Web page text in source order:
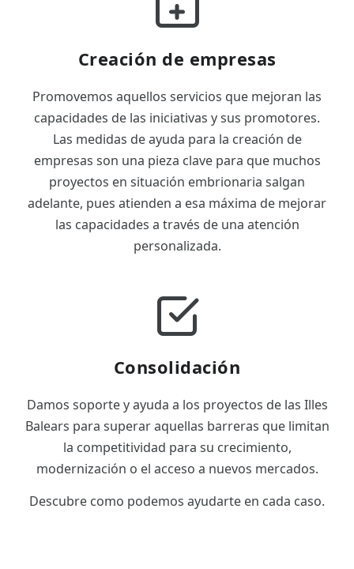
Creación de empresas
Promovemos aquellos servicios que mejoran las
capacidades de las iniciativas y sus promotores.
Las medidas de ayuda para la creación de
empresas son una pieza clave para que muchos
proyectos en situación embrionaria salgan
adelante, pues atienden a esa máxima de mejorar
las capacidades a través de una atención
personalizada.
Consolidación
Damos soporte y ayuda a los proyectos de las Illes
Balears para superar aquellas barreras que limitan
la competitividad para su crecimiento,
modernización o el acceso a nuevos mercados.
Descubre como podemos ayudarte en cada caso.